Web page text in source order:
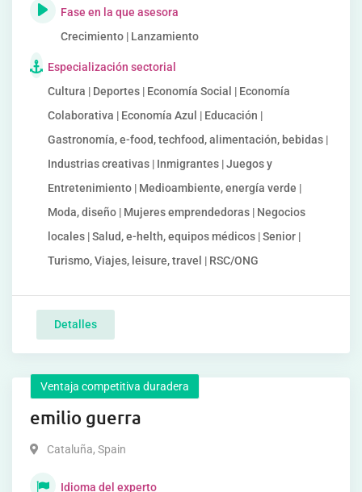
Fase en la que asesora
Crecimiento | Lanzamiento
Especialización sectorial
Cultura | Deportes | Economía Social | Economía
Colaborativa | Economía Azul | Educación |
Gastronomía, e-food, techfood, alimentación, bebidas |
Industrias creativas | Inmigrantes | Juegos y
Entretenimiento | Medioambiente, energía verde |
Moda, diseño | Mujeres emprendedoras | Negocios
locales | Salud, e-helth, equipos médicos | Senior |
Turismo, Viajes, leisure, travel | RSC/ONG
Detalles
Ventaja competitiva duradera
emilio guerra
Cataluña, Spain
Idioma del experto